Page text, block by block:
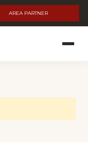
AREA PARTNER